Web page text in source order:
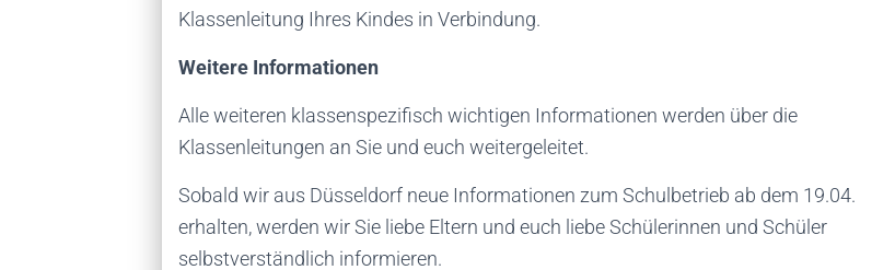
Klassenleitung Ihres Kindes in Verbindung.
Weitere Informationen
Alle weiteren klassenspezifisch wichtigen Informationen werden über die
Klassenleitungen an Sie und euch weitergeleitet.
Sobald wir aus Düsseldorf neue Informationen zum Schulbetrieb ab dem 19.04.
erhalten, werden wir Sie liebe Eltern und euch liebe Schülerinnen und Schüler
selbstverständlich informieren.